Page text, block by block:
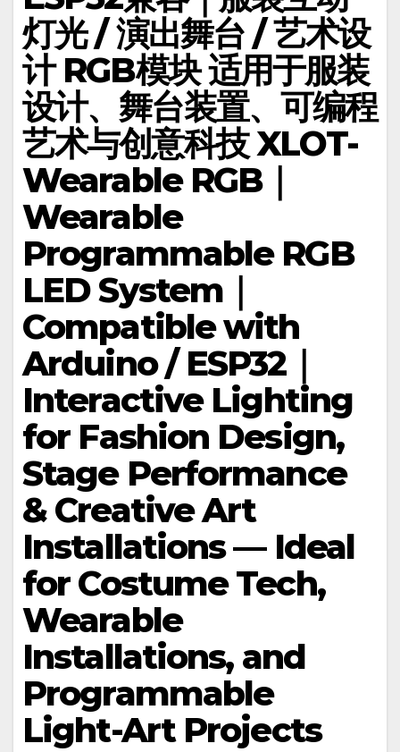
灯光 / 演出舞台 / 艺术设
计 RGB模块 适用于服装
设计、舞台装置、可编程
艺术与创意科技 XLOT-
Wearable RGB｜
Wearable
Programmable RGB
LED System｜
Compatible with
Arduino / ESP32｜
Interactive Lighting
for Fashion Design,
Stage Performance
& Creative Art
Installations — Ideal
for Costume Tech,
Wearable
Installations, and
Programmable
Light-Art Projects